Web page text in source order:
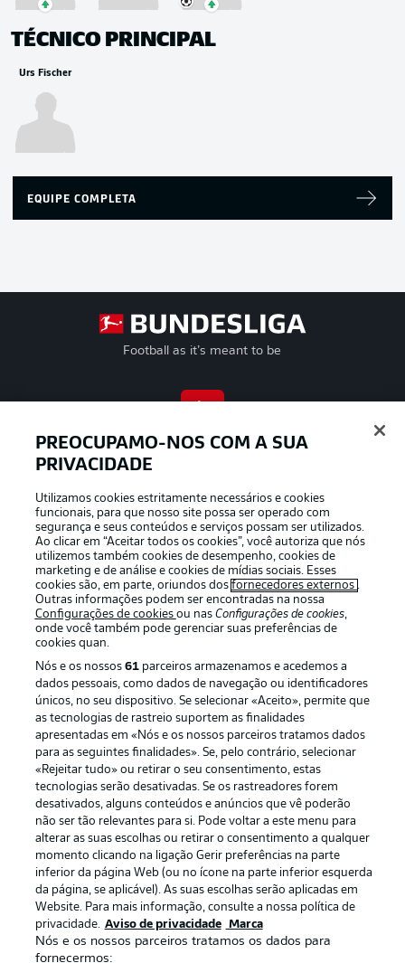
TÉCNICO PRINCIPAL
Urs Fischer
EQUIPE COMPLETA
Football as it’s meant to be
APLICATIVO DA BUNDESLIGA
Oferecido por
Publicidade Avisos legais
Aviso de privacidade
Termos de uso Emissoras
Trabalhe conosco Marca
Jogadores
PREOCUPAMO-NOS COM A SUA
PRIVACIDADE
Utilizamos cookies estritamente necessários e cookies
funcionais, para que nosso site possa ser operado com
segurança e seus conteúdos e serviços possam ser utilizados.
Ao clicar em “Aceitar todos os cookies”, você autoriza que nós
utilizemos também cookies de desempenho, cookies de
marketing e de análise e cookies de mídias sociais. Esses
cookies são, em parte, oriundos dos fornecedores externos .
Outras informações podem ser encontradas na nossa
Configurações de cookies ou nas Configurações de cookies,
onde você também pode gerenciar suas preferências de
cookies quan.
Nós e os nossos 61parceiros armazenamos e acedemos a
dados pessoais, como dados de navegação ou identificadores
únicos, no seu dispositivo. Se selecionar «Aceito», permite que
as tecnologias de rastreio suportem as finalidades
apresentadas em «Nós e os nossos parceiros tratamos dados
para as seguintes finalidades». Se, pelo contrário, selecionar
«Rejeitar tudo» ou retirar o seu consentimento, estas
tecnologias serão desativadas. Se os rastreadores forem
desativados, alguns conteúdos e anúncios que vê poderão
não ser tão relevantes para si. Pode voltar a este menu para
alterar as suas escolhas ou retirar o consentimento a qualquer
momento clicando na ligação Gerir preferências na parte
inferior da página Web (ou no ícone na parte inferior esquerda
da página, se aplicável). As suas escolhas serão aplicadas em
Website. Para mais informação, consulte a nossa política de
privacidade. Aviso de privacidade Marca
Nós e os nossos parceiros tratamos os dados para
fornecermos: